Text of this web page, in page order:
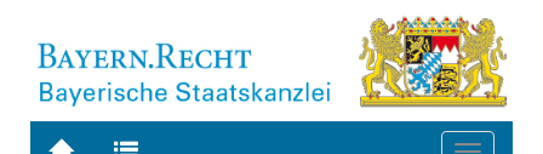
Zur
Zur